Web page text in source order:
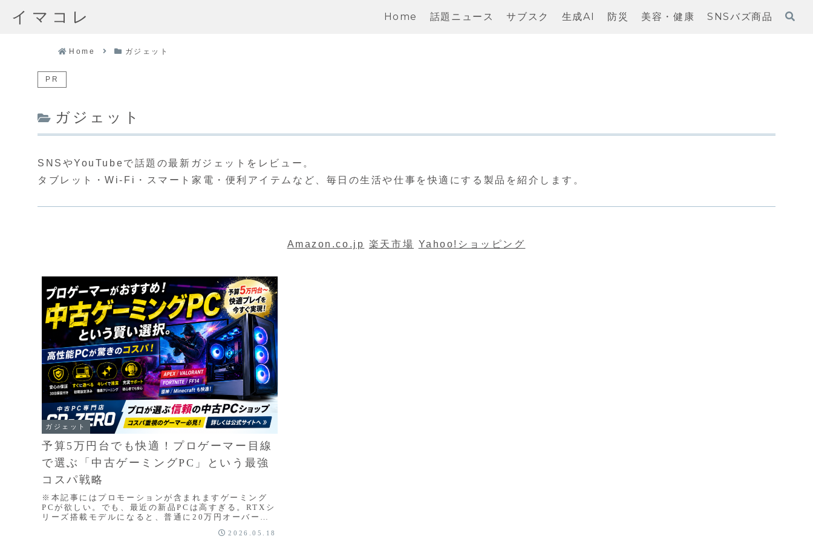
イマコレ Home 話題ニュース サブスク 生成AI 防災 美容・健康 SNSバズ商品
Home ガジェット
PR
ガジェット
SNSやYouTubeで話題の最新ガジェットをレビュー。
タブレット・Wi-Fi・スマート家電・便利アイテムなど、毎日の生活や仕事を快適にする製品を紹介します。
Amazon.co.jp 楽天市場 Yahoo!ショッピング
ガジェット
予算5万円台でも快適！プロゲーマー目線
で選ぶ「中古ゲーミングPC」という最強
コスパ戦略
※本記事にはプロモーションが含まれますゲーミング
PCが欲しい。でも、最近の新品PCは高すぎる。RTXシ
リーズ搭載モデルになると、普通に20万円オーバー。
2026.05.18